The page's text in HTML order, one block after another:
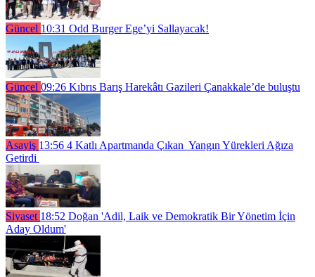
Güncel 10:31 Odd Burger Ege’yi Sallayacak!
Güncel 09:26 Kıbrıs Barış Harekâtı Gazileri Çanakkale’de buluştu
Asayiş 13:56 4 Katlı Apartmanda Çıkan Yangın Yürekleri Ağıza
Getirdi
Siyaset 18:52 Doğan 'Adil, Laik ve Demokratik Bir Yönetim İçin
Aday Oldum'